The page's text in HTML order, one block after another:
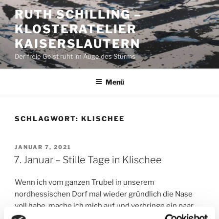
Zum
Inhalt
springen
RUTH SCHILLING –
KLOSTERATELIER
KAISERSLAUTERN
Der freie Geist ruht im Auge des Sturms
Menü
SCHLAGWORT: KLISCHEE
VERÖFFENTLICHT
AM
JANUAR 7, 2021
7. Januar – Stille Tage in Klischee
Wenn ich vom ganzen Trubel in unserem
nordhessischen Dorf mal wieder gründlich die Nase
voll habe, mache ich mich auf und verbringe ein paar